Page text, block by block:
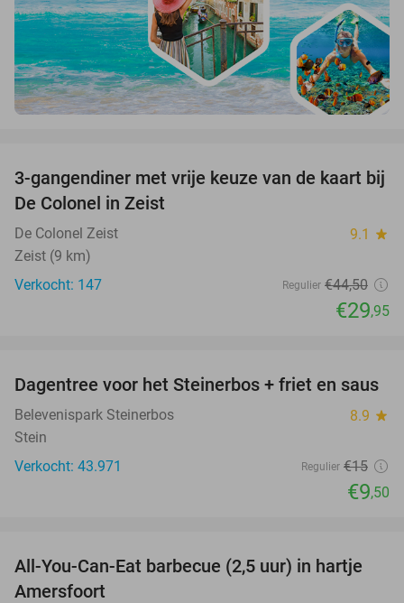
33%
3-gangendiner met vrije keuze van de kaart bij
De Colonel in Zeist
De Colonel Zeist 9.1 star
Zeist (9 km)
Verkocht: 147
Regulier €44,50
€29,95
37%
Dagentree voor het Steinerbos + friet en saus
Belevenispark Steinerbos 8.9 star
Stein
Verkocht: 43.971
Regulier €15
€9,50
25%
All-You-Can-Eat barbecue (2,5 uur) in hartje
Amersfoort